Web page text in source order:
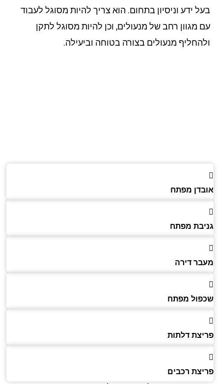
ידע וניסיון בתחום. הוא צריך להיות מסוגל לעבוד
מגוון רחב של מנעולים, וכן להיות מסוגל לתקן
מנעולים בצורה בטוחה וביעילה.
מפתח
מפתח
דירה
מפתח
דלתות
רכבים